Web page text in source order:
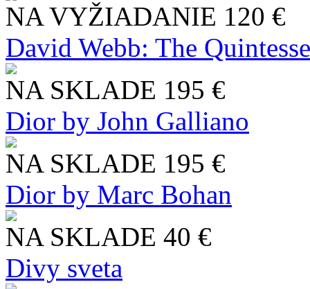
NA VYŽIADANIE 120 €
David Webb: The
NA SKLADE 195 €
Dior by John Galliano
NA SKLADE 195 €
Dior by Marc Bohan
NA SKLADE 40 €
Divy sveta